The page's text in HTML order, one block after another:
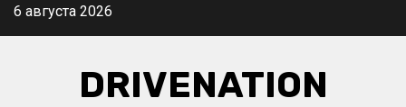
Перейти
6 августа 2026
DRIVENATION